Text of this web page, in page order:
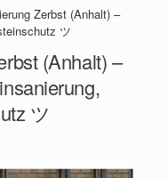
Zerbst (Anhalt) –
ツ
(Anhalt) –
ツ